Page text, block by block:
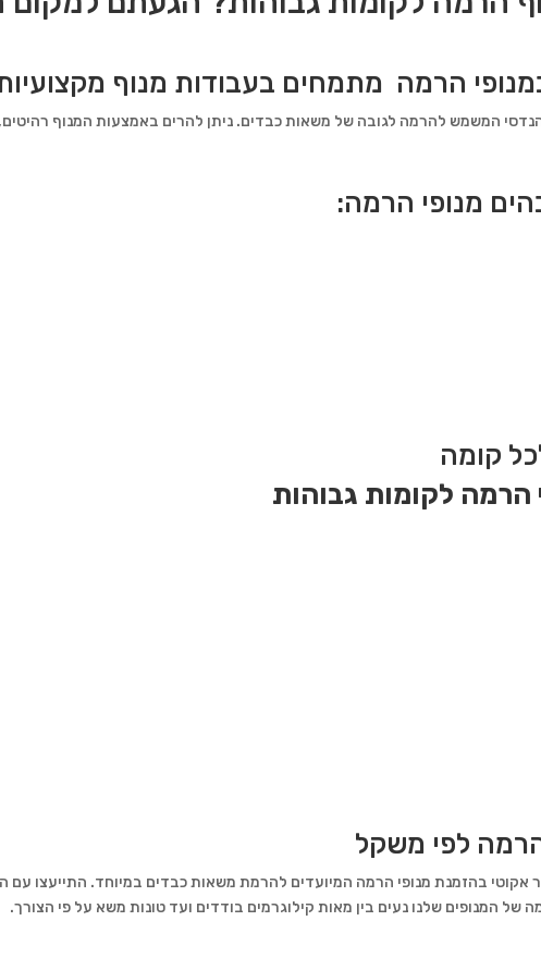
הרמה מתמחים בעבודות מנוף מקצועיות
המשמש להרמה לגובה של משאות כבדים. ניתן להרים באמצעות המנוף רהיטים,
מנופי הרמה:
קומה
הרמה לקומות גבוהות
הרמה לפי משקל
בהזמנת מנופי הרמה המיועדים להרמת משאות כבדים במיוחד. התייעצו עם
של המנופים שלנו נעים בין מאות קילוגרמים בודדים ועד טונות משא על פי הצורך.